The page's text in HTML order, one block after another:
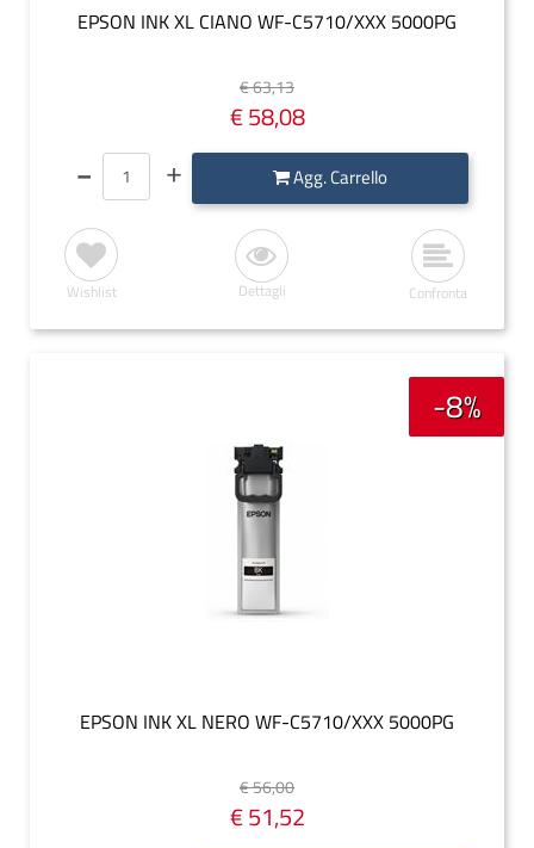
EPSON INK XL CIANO WF-C5710/XXX 5000PG
€ 63,13
€ 58,08
QuantitàAgg. Carrello
Wishlist Dettagli Confronta
-8%
EPSON INK XL NERO WF-C5710/XXX 5000PG
€ 56,00
€ 51,52